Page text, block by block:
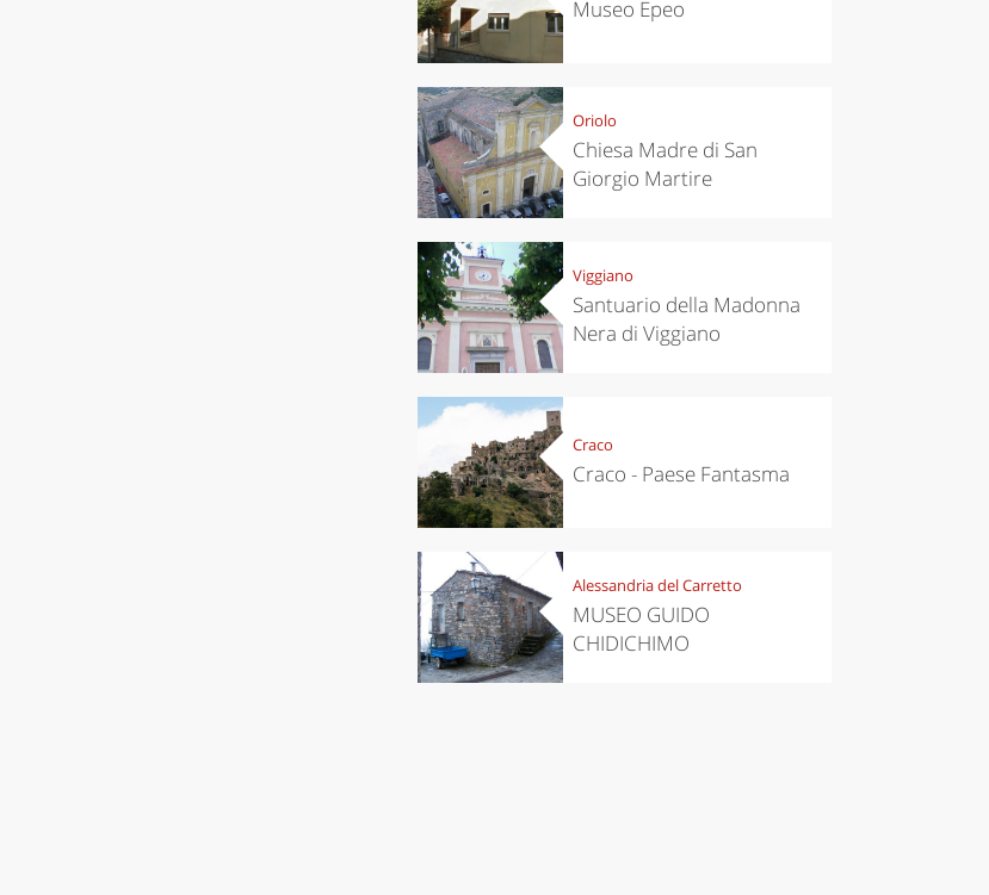
Museo Epeo
Oriolo
Chiesa Madre di San
Giorgio Martire
Viggiano
Santuario della Madonna
Nera di Viggiano
Craco
Craco - Paese Fantasma
Alessandria del Carretto
MUSEO GUIDO
CHIDICHIMO